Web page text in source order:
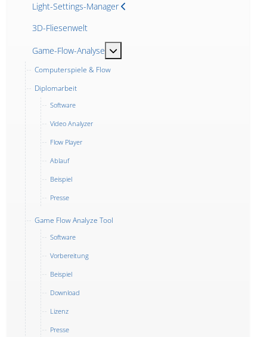
Light-Settings-Manager
3D-Fliesenwelt
Game-Flow-Analyse
Computerspiele & Flow
Diplomarbeit
Software
Video Analyzer
Flow Player
Ablauf
Beispiel
Presse
Game Flow Analyze Tool
Software
Vorbereitung
Beispiel
Download
Lizenz
Presse